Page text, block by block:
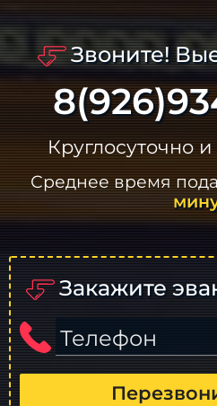
Звоните!
Круглосуточно
Среднее время
Закажите
Телефон